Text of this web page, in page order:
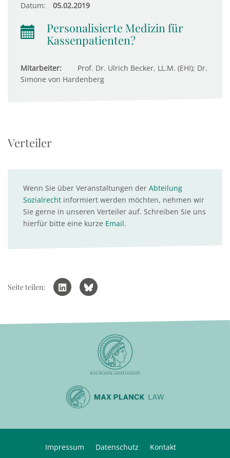
Datum: 05.02.2019
Personalisierte Medizin für
Kassenpatienten?
Mitarbeiter:
Prof. Dr. Ulrich Becker, LL.M. (EHI); Dr.
Simone von Hardenberg
Verteiler
Wenn Sie über Veranstaltungen der Abteilung
Sozialrecht informiert werden möchten, nehmen wir
Sie gerne in unseren Verteiler auf. Schreiben Sie uns
hierfür bitte eine kurze Email.
Seite teilen:
Impressum Datenschutz Kontakt